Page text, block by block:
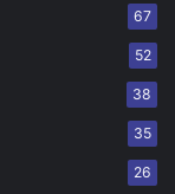
67
52
38
35
26